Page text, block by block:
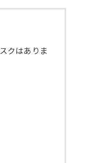
クはありま